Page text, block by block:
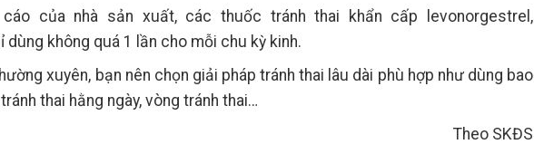
cáo của nhà sản xuất, các thuốc tránh thai khẩn cấp levonorgestrel,
không quá 1 lần cho mỗi chu kỳ kinh.
xuyên, bạn nên chọn giải pháp tránh thai lâu dài phù hợp như dùng bao
thai hằng ngày, vòng tránh thai…
Theo SKĐS